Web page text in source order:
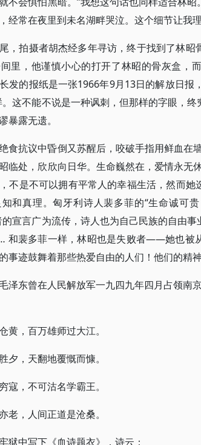
经常在夜里到未名湖畔哭泣。这个细节让
，拍摄者胡杰经多年寻访，终于找到了林
里，他谨慎小心的打开了林昭的骨灰盒，
发的报纸是一张1966年9月13日的解放日报
。这不能不说是一种讽刺，但那样的字眼，
暴露无遗。
食抗议中昏倒又苏醒后，咬破手指用鲜血在
临处，欣欣向日华。生命巍然在，爱情永无
不是不可以拥有平常人的幸福生活，然而
和真理。匈牙利诗人裴多菲的“生命诚可
的宣言广为流传，诗人也为自己民族的自由
和裴多菲一样，林昭也是失败者——她也被
事迹鼓舞着那些热爱自由的人们！他们的精
泽东曾在人民解放军一九四九年四月占领南
黄，百万雄师过大江。
夕，天翻地覆慨而慷。
寇，不可沽名学霸王。
老，人间正道是沧桑。
狱中写下《血诗题衣》，诗云：